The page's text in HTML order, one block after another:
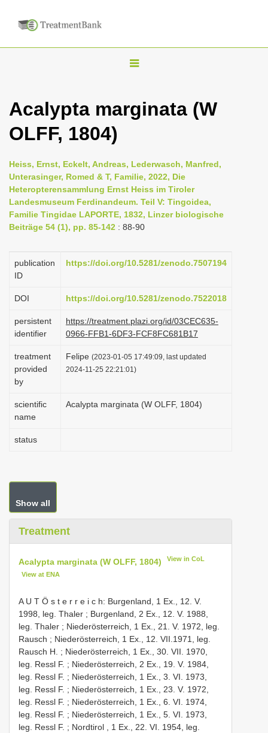
T
g
n
a
i
g
t
o
Acalypta marginata (W
OLFF, 1804)
Heiss, Ernst, Eckelt, Andreas, Lederwasch, Manfred,
Unterasinger, Romed & T, Familie, 2022, Die
Heteropterensammlung Ernst Heiss im Tiroler
Landesmuseum Ferdinandeum. Teil V: Tingoidea,
Familie Tingidae LAPORTE, 1832, Linzer biologische
Beiträge 54 (1), pp. 85-142 : 88-90
publication
ID
https://doi.org/10.5281/zenodo.7507194
DOI https://doi.org/10.5281/zenodo.7522018
persistent
identifier
https://treatment.plazi.org/id/03CEC635-
0966-FFB1-6DF3-FCF8FC681B17
treatment
provided
by
Felipe (2023-01-05 17:49:09, last updated
2024-11-25 22:21:01)
scientific
name
Acalypta marginata (W OLFF, 1804)
status
Show all
Treatment
Acalypta marginata (W OLFF, 1804) View in CoL
View at ENA
A U T Ö s t e r r e i c h: Burgenland, 1 Ex., 12. V.
1998, leg. Thaler ; Burgenland, 2 Ex., 12. V. 1988,
leg. Thaler ; Niederösterreich, 1 Ex., 21. V. 1972, leg.
Rausch ; Niederösterreich, 1 Ex., 12. VII.1971, leg.
Rausch H. ; Niederösterreich, 1 Ex., 30. VII. 1970,
leg. Ressl F. ; Niederösterreich, 2 Ex., 19. V. 1984,
leg. Ressl F. ; Niederösterreich, 1 Ex., 3. VI. 1973,
leg. Ressl F. ; Niederösterreich, 1 Ex., 23. V. 1972,
leg. Ressl F. ; Niederösterreich, 1 Ex., 6. VI. 1974,
leg. Ressl F. ; Niederösterreich, 1 Ex., 5. VI. 1973,
leg. Ressl F. ; Nordtirol , 1 Ex., 22. VI. 1954, leg.